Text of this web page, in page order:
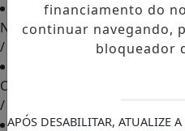
Notícias
/
Contato
/
financiamento do
continuar navegando,
bloqueador
APÓS DESABILITAR, ATUALIZE